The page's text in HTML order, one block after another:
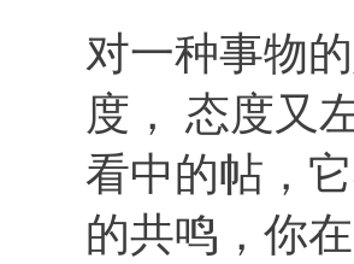
对一种事物
度， 态度又
看中的帖，
的共鸣，你